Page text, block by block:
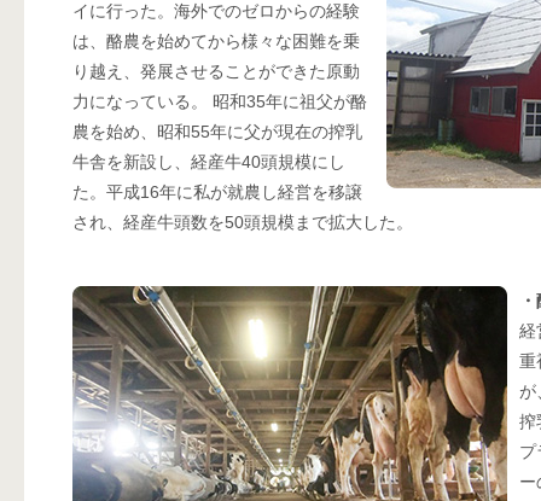
イに行った。海外でのゼロからの経験
は、酪農を始めてから様々な困難を乗
り越え、発展させることができた原動
力になっている。 昭和35年に祖父が酪
農を始め、昭和55年に父が現在の搾乳
牛舎を新設し、経産牛40頭規模にし
た。平成16年に私が就農し経営を移譲
され、経産牛頭数を50頭規模まで拡大した。
経
重
が
搾
プ
ー